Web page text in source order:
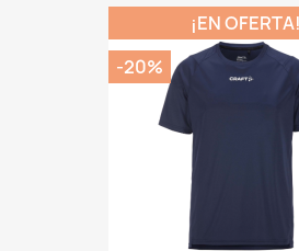
¡EN OFERTA!
-20%